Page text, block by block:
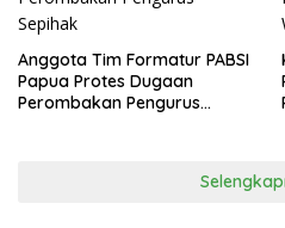
Anggota Tim Formatur PABSI
Papua Protes Dugaan
Perombakan Pengurus